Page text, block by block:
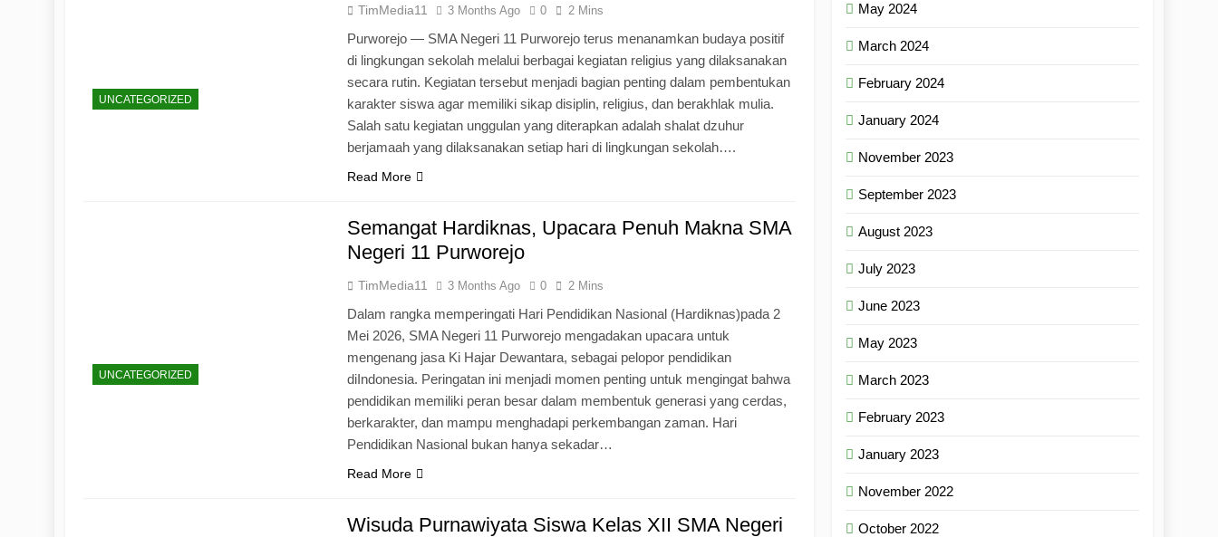
UNCATEGORIZED
TimMedia11 3 Months Ago 0 2 Mins
Purworejo — SMA Negeri 11 Purworejo terus menanamkan budaya positif
di lingkungan sekolah melalui berbagai kegiatan religius yang dilaksanakan
secara rutin. Kegiatan tersebut menjadi bagian penting dalam pembentukan
karakter siswa agar memiliki sikap disiplin, religius, dan berakhlak mulia.
Salah satu kegiatan unggulan yang diterapkan adalah shalat dzuhur
berjamaah yang dilaksanakan setiap hari di lingkungan sekolah….
Read More
UNCATEGORIZED
Semangat Hardiknas, Upacara Penuh Makna SMA
Negeri 11 Purworejo
TimMedia11 3 Months Ago 0 2 Mins
Dalam rangka memperingati Hari Pendidikan Nasional (Hardiknas)pada 2
Mei 2026, SMA Negeri 11 Purworejo mengadakan upacara untuk
mengenang jasa Ki Hajar Dewantara, sebagai pelopor pendidikan
diIndonesia. Peringatan ini menjadi momen penting untuk mengingat bahwa
pendidikan memiliki peran besar dalam membentuk generasi yang cerdas,
berkarakter, dan mampu menghadapi perkembangan zaman. Hari
Pendidikan Nasional bukan hanya sekadar…
Read More
Wisuda Purnawiyata Siswa Kelas XII SMA Negeri
May 2024
March 2024
February 2024
January 2024
November 2023
September 2023
August 2023
July 2023
June 2023
May 2023
March 2023
February 2023
January 2023
November 2022
October 2022